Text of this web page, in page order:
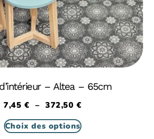
– Altea – 65cm
7,45€ – 372,50€
Choix des options